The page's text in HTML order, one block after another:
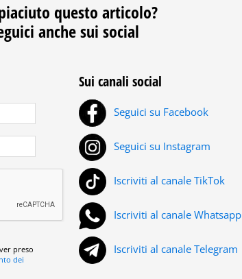
questo articolo?
anche sui social
preso
dei
Sui canali social
Seguici su Facebook
Seguici su Instagram
Iscriviti al canale TikTok
Iscriviti al canale Whatsapp
Iscriviti al canale Telegram